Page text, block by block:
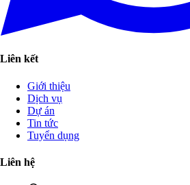
Liên kết
Giới thiệu
Dịch vụ
Dự án
Tin tức
Tuyển dụng
Liên hệ